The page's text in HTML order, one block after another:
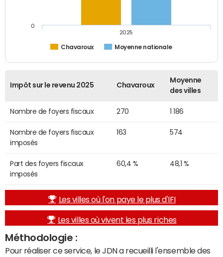
Chavaroux Moyenne nationale
2025
0
Impôt sur le revenu 2025 Chavaroux
Moyenne
des villes
Nombre de foyers fiscaux 270 1 186
Nombre de foyers fiscaux
imposés
163 574
Part des foyers fiscaux
imposés
60,4 % 48,1 %
Les villes où l'on paye le plus d'IFI
Les villes où vivent les plus riches
Méthodologie :
Pour réaliser ce service, le JDN a recueilli l'ensemble des